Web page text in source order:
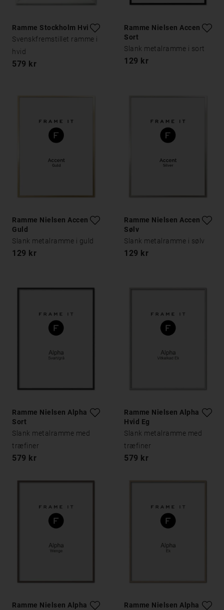
Ramme Stockholm Hvid
Svenskfremstillet ramme i
hvid
579 kr
Ramme Nielsen Accent
Sort
Slank metalramme i sort
129 kr
Ramme Nielsen Accent
Guld
Slank metalramme i guld
129 kr
Ramme Nielsen Accent
Sølv
Slank metalramme i sølv
129 kr
Ramme Nielsen Alpha
Sort
Slank metalramme med
træfiner
579 kr
Ramme Nielsen Alpha
Hvid Eg
Slank metalramme med
træfiner
579 kr
Ramme Nielsen Alpha
Ramme Nielsen Alpha Eg